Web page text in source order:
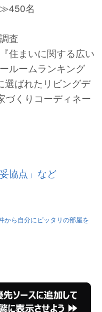
名
査
住まいに関する広い
ルームランキング
選ばれたリビングデ
づくりコーディネー
協点」など
ら自分にピッタリの部屋を